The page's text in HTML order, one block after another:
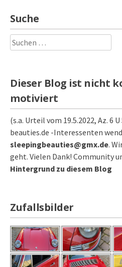
Suche
Suchen
nach:
Dieser Blog ist nicht
motiviert
(s.a. Urteil vom 19.5.2022, Az. 6
beauties.de -Interessenten
sleepingbeauties@gmx.de.
geht. Vielen Dank! Community
Hintergrund zu diesem Blog
Zufallsbilder